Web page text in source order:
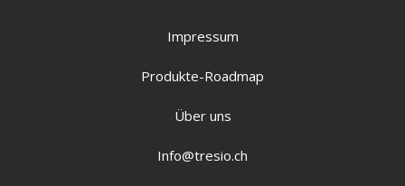
Impressum
Produkte-Roadmap
Über uns
Info@tresio.ch